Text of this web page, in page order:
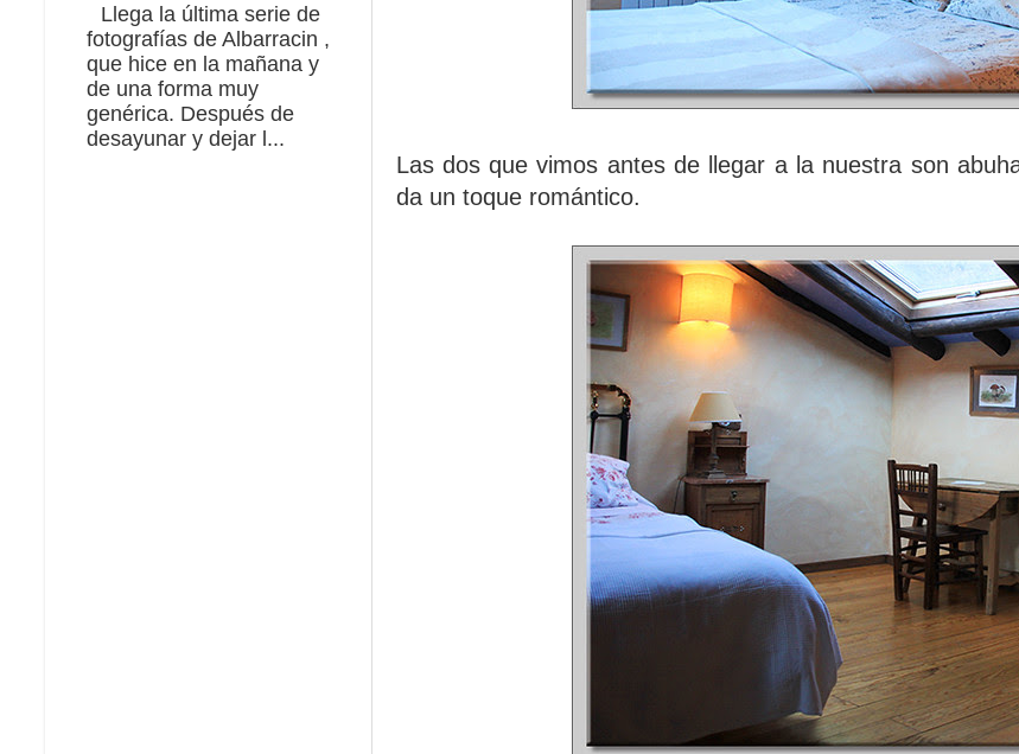
Las dos que vimos antes de llegar a la nuestra son
da un toque romántico.
Llega la última serie de
fotografías de Albarracin ,
que hice en la mañana y
de una forma muy
genérica. Después de
desayunar y dejar l...